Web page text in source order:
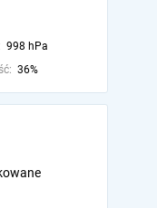
998 hPa
36%